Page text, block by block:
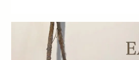
Cart